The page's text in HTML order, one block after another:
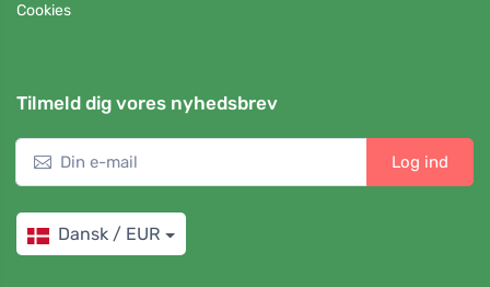
Cookies
Tilmeld dig vores nyhedsbrev
Log ind
Dansk / EUR